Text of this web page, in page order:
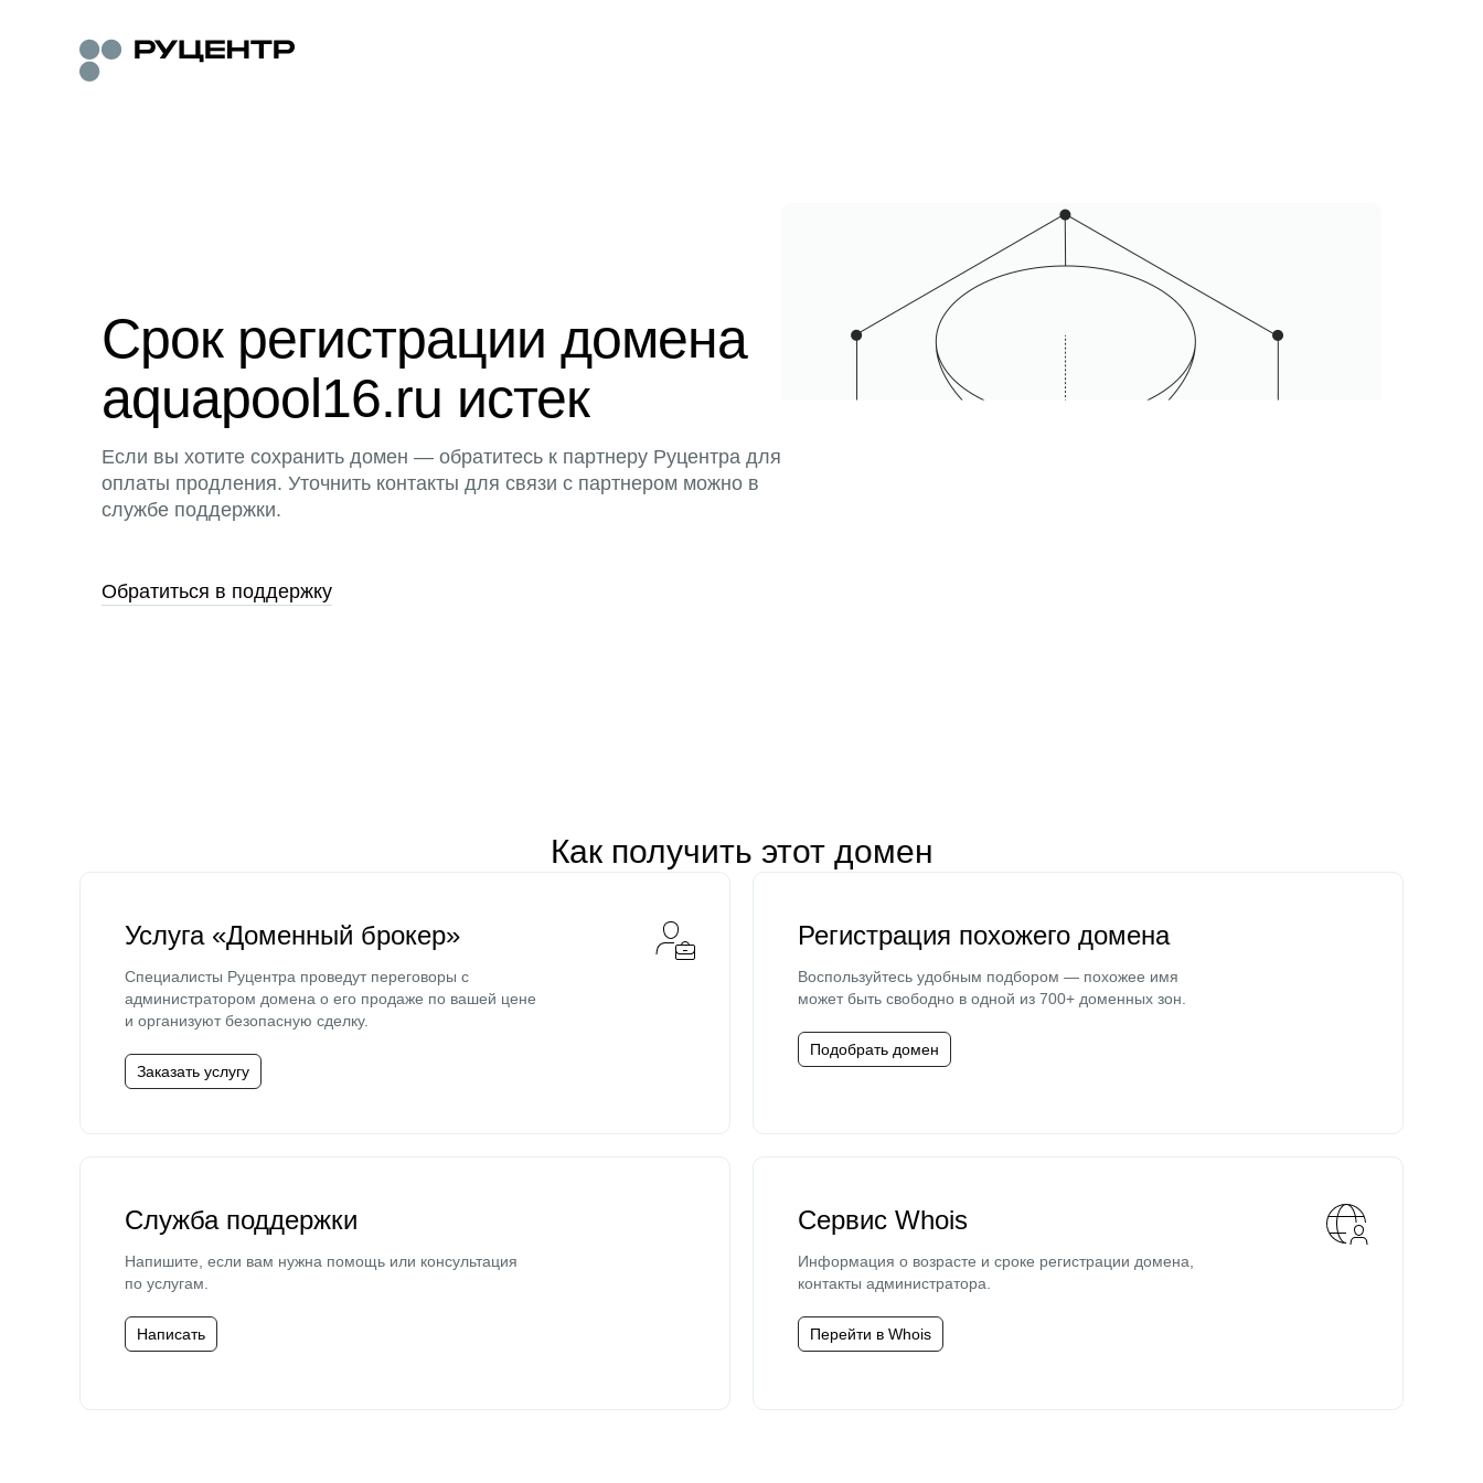
Срок регистрации домена
aquapool16.ru истек
Если вы хотите сохранить домен — обратитесь к партнеру Руцентра для
оплаты продления. Уточнить контакты для связи с партнером можно в
службе поддержки.
Обратиться в поддержку
Как получить этот домен
Услуга «Доменный брокер»
Специалисты Руцентра проведут переговоры с
администратором домена о его продаже по вашей цене
и организуют безопасную сделку.
Заказать услугу
Регистрация похожего домена
Воспользуйтесь удобным подбором — похожее имя
может быть свободно в одной из 700+ доменных зон.
Подобрать домен
Служба поддержки
Напишите, если вам нужна помощь или консультация
по услугам.
Написать
Сервис Whois
Информация о возрасте и сроке регистрации домена,
контакты администратора.
Перейти в Whois